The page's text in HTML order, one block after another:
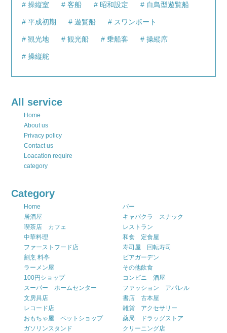
操縦室 客船 昭和設定 白鳥型遊覧船
平成初期 遊覧船 スワンボート
観光地 観光船 乗船客 操縦席
操縦舵
All service
Home
About us
Privacy policy
Contact us
Loacation require
category
Category
Home
バー
居酒屋
キャバクラ スナック
喫茶店 カフェ
レストラン
中華料理
和食 定食屋
ファーストフード店
寿司屋 回転寿司
割烹 料亭
ビアガーデン
ラーメン屋
その他飲食
100円ショップ
コンビニ 酒屋
スーパー ホームセンター
ファッション アパレル
文房具店
書店 古本屋
レコード店
雑貨 アクセサリー
おもちゃ屋 ペットショップ
薬局 ドラッグストア
ガソリンスタンド
クリーニング店